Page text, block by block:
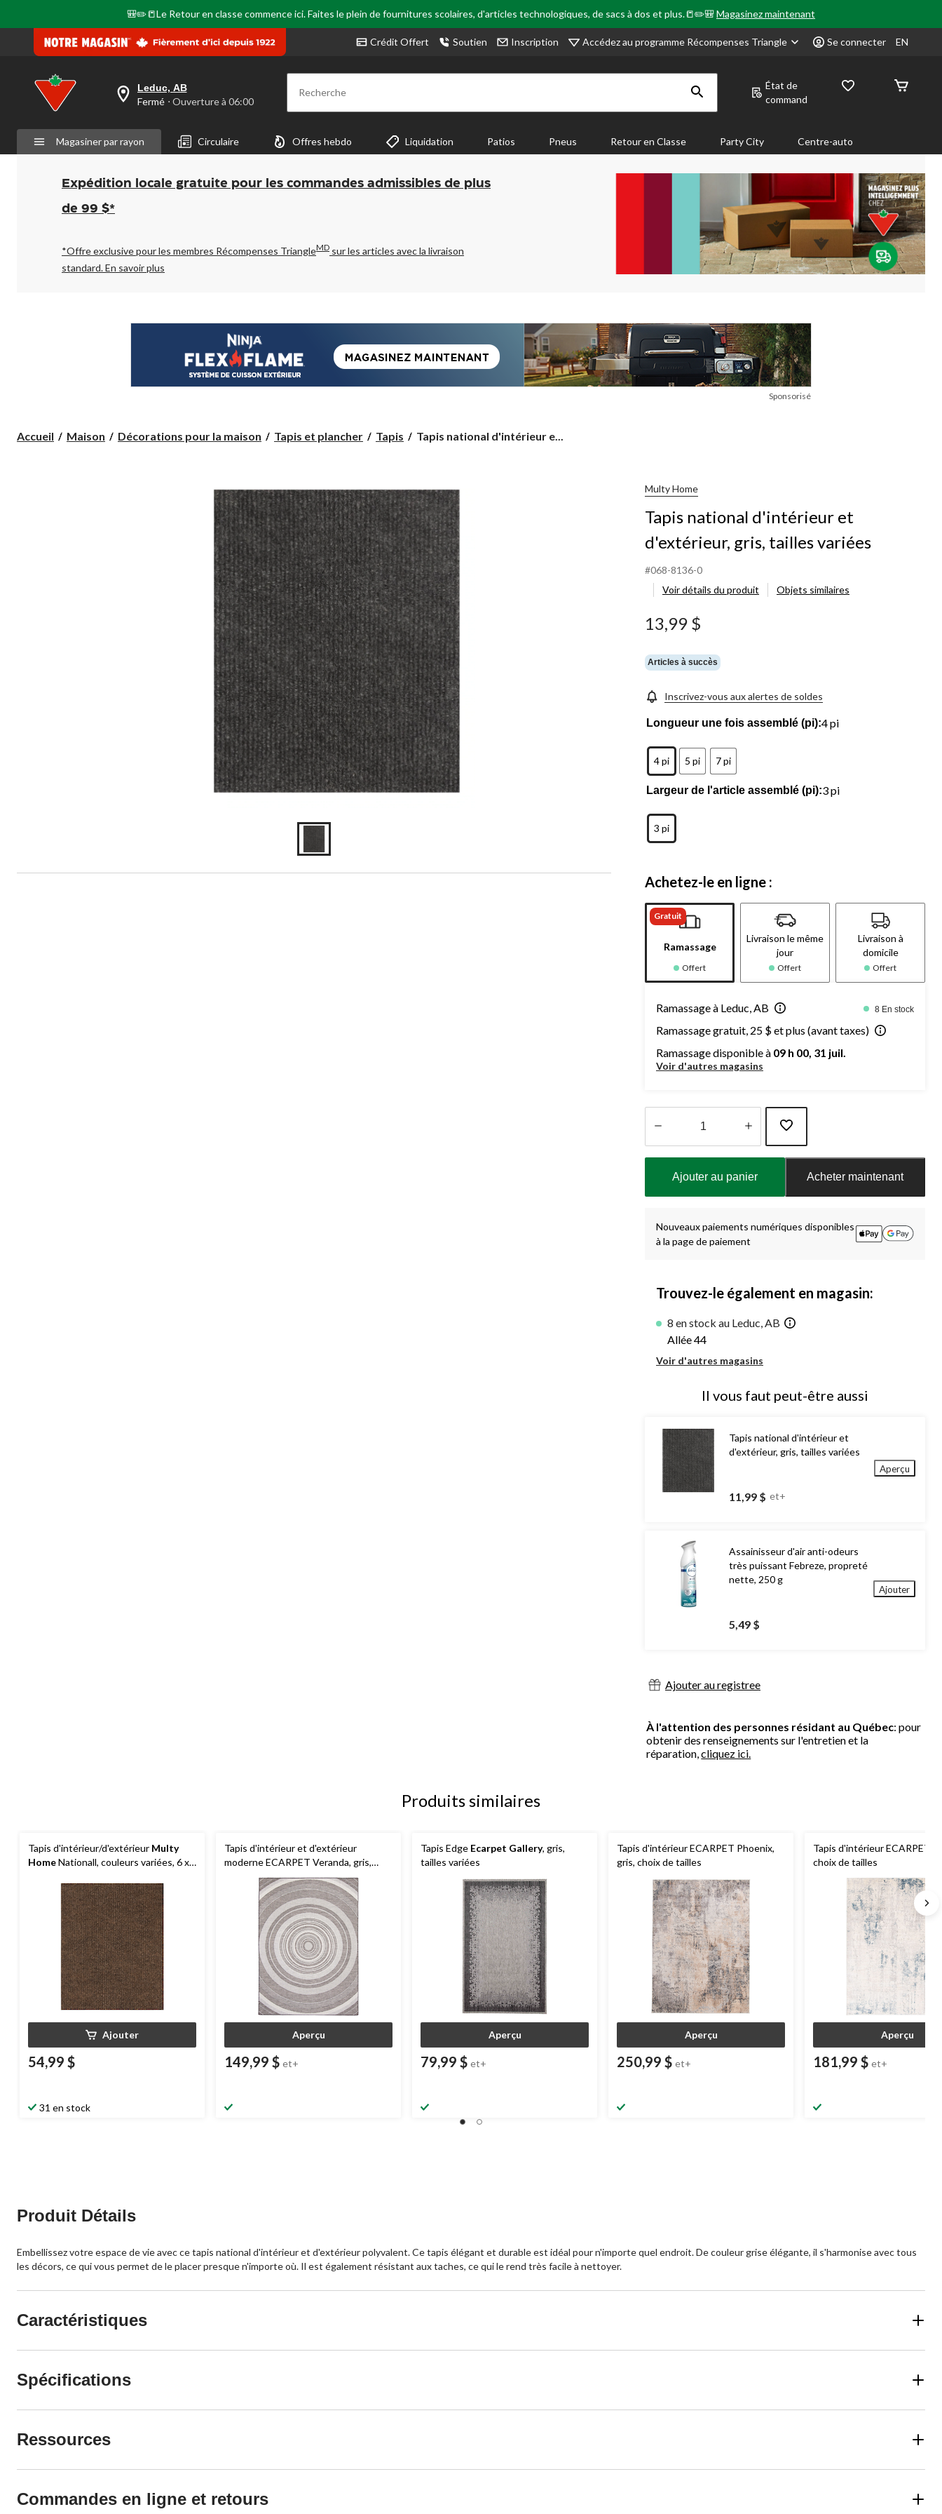
🎒✏️📒Le Retour en classe commence ici. Faites le plein de fournitures scolaires, d'articles technologiques, de sacs à dos et plus.📒✏️🎒Magasinez maintenant
Crédit Offert Soutien Inscription Accédez au programme Récompenses Triangle Se connecter EN
votre
est
Leduc,
AB,
Fermé,
Ouverture
à
pour
changer
Leduc, AB
Fermé ⋅ Ouverture à 06:00 Recherche
État de
command
Magasiner par rayon Circulaire Offres hebdo Liquidation Patios Pneus Retour en Classe Party City Centre-auto
Expédition locale gratuite pour les commandes admissibles de plus
de 99 $*
*Offre exclusive pour les membres Récompenses TriangleMD sur les articles avec la livraison
standard.En savoir plus
Sponsorisé
Accueil Maison Décorations pour la maison Tapis et plancher Tapis
Tapis
d'extérieur,
gris,
tailles
variées
Tapis national d'intérieur e...
Multy Home
Tapis national d'intérieur et
d'extérieur, gris, tailles variées
#068-8136-0
Voir détails du produit
Objets similaires
13,99 $
Articles à succès
Inscrivez-vous aux alertes de soldes
Longueur une fois assemblé (pi):4 pi
4 pi 5 pi 7 pi
Largeur de l'article assemblé (pi):3 pi
3 pi
Achetez-le en ligne :
Gratuit
Ramassage
Offert
Livraison le même
jour
Offert
Livraison à
domicile
Offert
Ramassage à Leduc, AB 8 En stock
Ramassage gratuit, 25 $ et plus (avant taxes)
Ramassage disponible à 09 h 00, 31 juil.
Voir d'autres magasins
Ajouter au panier Acheter maintenant
Nouveaux paiements numériques disponibles
à la page de paiement
Trouvez-le également en magasin:
8 en stock au Leduc, AB
Allée 44
Voir d'autres magasins
Il vous faut peut-être aussi
Tapis national d'intérieur et
d'extérieur, gris, tailles variées
11,99 $ et+
Aperçu
Assainisseur d'air anti-odeurs
très puissant Febreze, propreté
nette, 250 g
5,49 $
Ajouter
Ajouter au registree
À l'attention des personnes résidant au Québec: pour
obtenir des renseignements sur l'entretien et la
réparation,cliquez ici.
Produits similaires
Tapis d'intérieur/d'extérieur Multy
HomeNationall, couleurs variées, 6 x
Ajouter
54,99 $
31 en stock
Tapis d'intérieur et d'extérieur
moderne ECARPET Veranda, gris,
choix de tailles
Aperçu
149,99 $ et+
Tapis Edge Ecarpet Gallery, gris,
tailles variées
Aperçu
79,99 $ et+
Tapis d'intérieur ECARPET Phoenix,
gris, choix de tailles
Aperçu
250,99 $ et+
Tapis d'intérieur ECARPET
choix de tailles
Aperçu
181,99 $ et+
Produit Détails
Embellissez votre espace de vie avec ce tapis national d'intérieur et d'extérieur polyvalent. Ce tapis élégant et durable est idéal pour n'importe quel endroit. De couleur grise élégante, il s'harmonise avec tous
les décors, ce qui vous permet de le placer presque n'importe où. Il est également résistant aux taches, ce qui le rend très facile à nettoyer.
Caractéristiques
Spécifications
Ressources
Commandes en ligne et retours